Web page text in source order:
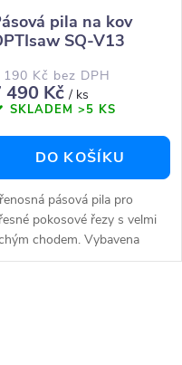
pila na kov
SQ-V13
190 Kč bez DPH
490 Kč/ ks
SKLADEM>5 KS
DO KOŠÍKU
pásová pila pro
pokosové řezy s velmi
chodem. Vybavena
nastavitelnou rychlostí